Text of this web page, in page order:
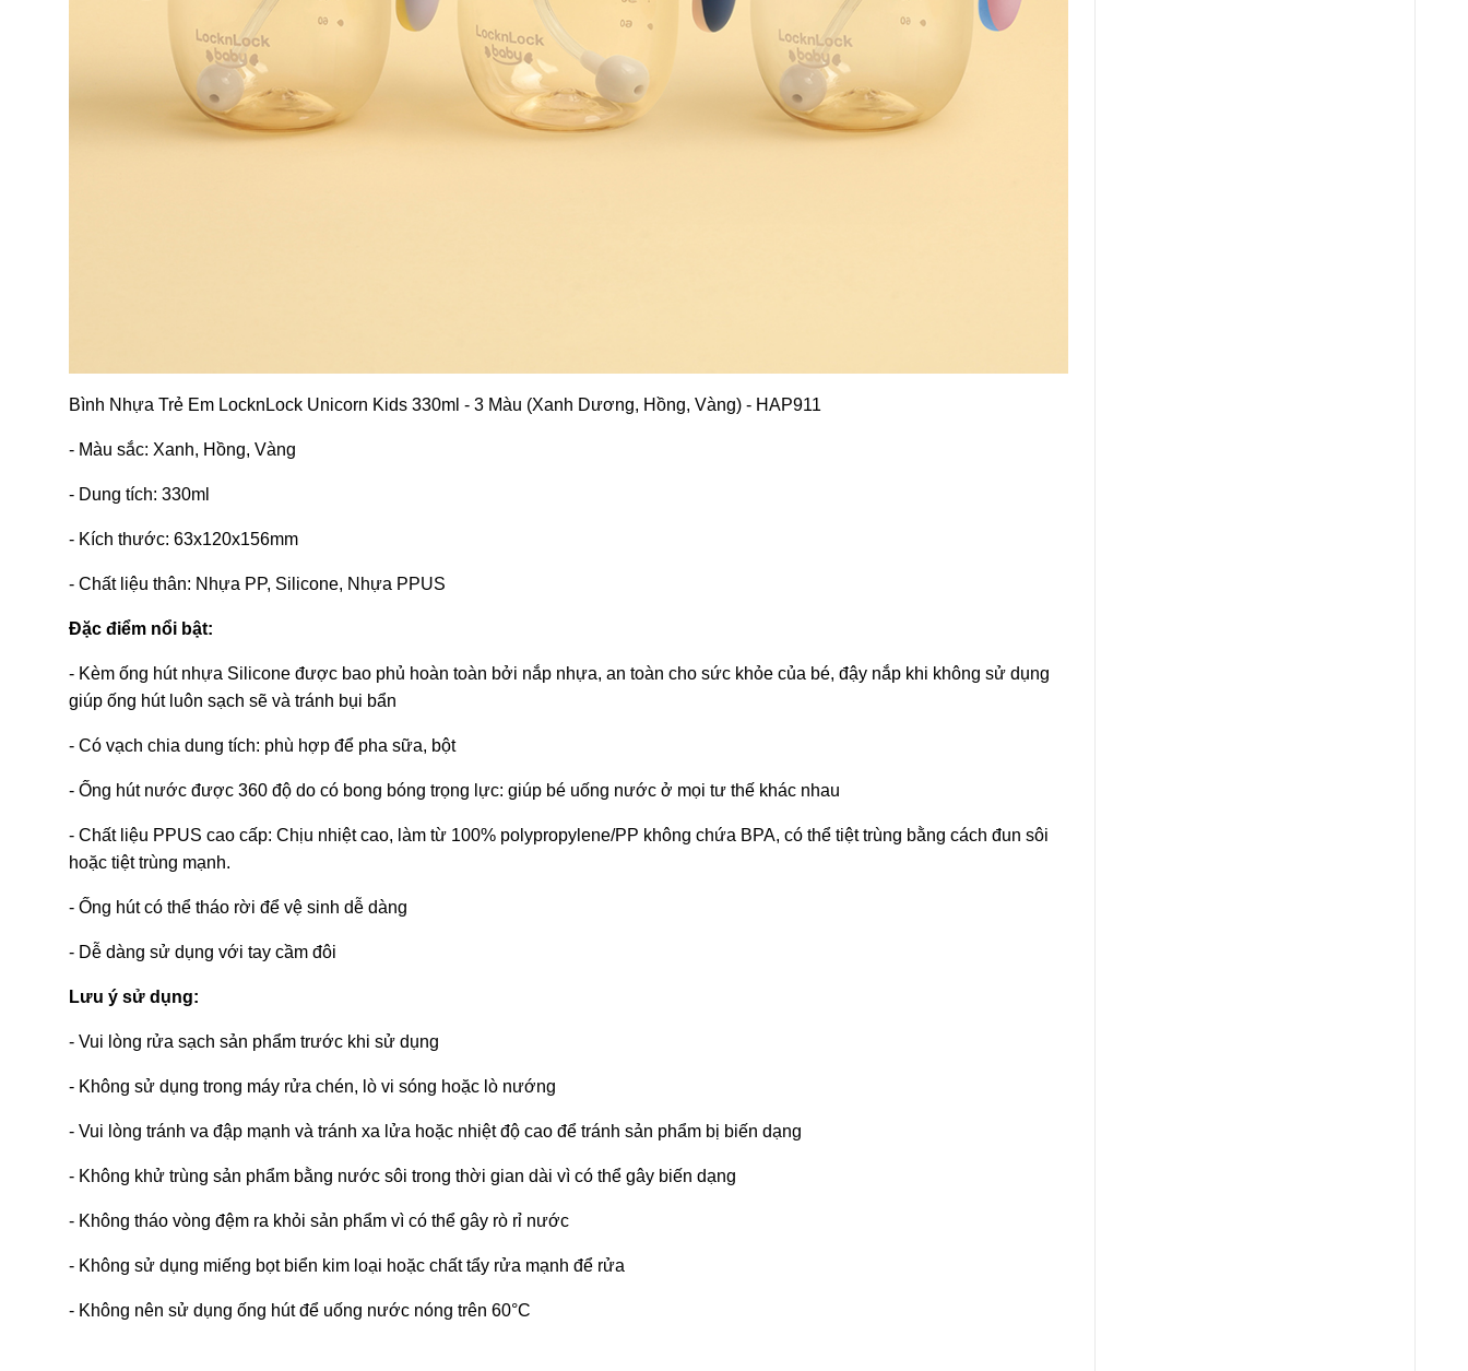
Bình Nhựa Trẻ Em LocknLock Unicorn Kids 330ml - 3 Màu (Xanh Dương, Hồng, Vàng) - HAP911
- Màu sắc: Xanh, Hồng, Vàng
- Dung tích: 330ml
- Kích thước: 63x120x156mm
- Chất liệu thân: Nhựa PP, Silicone, Nhựa PPUS
Đặc điểm nổi bật:
- Kèm ống hút nhựa Silicone được bao phủ hoàn toàn bởi nắp nhựa, an toàn cho sức khỏe của bé, đậy nắp khi không sử dụng
giúp ống hút luôn sạch sẽ và tránh bụi bẩn
- Có vạch chia dung tích: phù hợp để pha sữa, bột
- Ống hút nước được 360 độ do có bong bóng trọng lực: giúp bé uống nước ở mọi tư thế khác nhau
- Chất liệu PPUS cao cấp: Chịu nhiệt cao, làm từ 100% polypropylene/PP không chứa BPA, có thể tiệt trùng bằng cách đun sôi
hoặc tiệt trùng mạnh.
- Ống hút có thể tháo rời để vệ sinh dễ dàng
- Dễ dàng sử dụng với tay cầm đôi
Lưu ý sử dụng:
- Vui lòng rửa sạch sản phẩm trước khi sử dụng
- Không sử dụng trong máy rửa chén, lò vi sóng hoặc lò nướng
- Vui lòng tránh va đập mạnh và tránh xa lửa hoặc nhiệt độ cao để tránh sản phẩm bị biến dạng
- Không khử trùng sản phẩm bằng nước sôi trong thời gian dài vì có thể gây biến dạng
- Không tháo vòng đệm ra khỏi sản phẩm vì có thể gây rò rỉ nước
- Không sử dụng miếng bọt biển kim loại hoặc chất tẩy rửa mạnh để rửa
- Không nên sử dụng ống hút để uống nước nóng trên 60°C